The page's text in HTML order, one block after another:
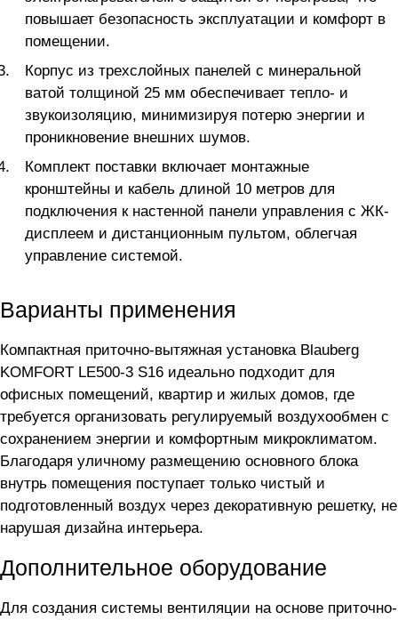
повышает безопасность эксплуатации и комфорт в
помещении.
Корпус из трехслойных панелей с минеральной
ватой толщиной 25 мм обеспечивает тепло- и
звукоизоляцию, минимизируя потерю энергии и
проникновение внешних шумов.
Комплект поставки включает монтажные
кронштейны и кабель длиной 10 метров для
подключения к настенной панели управления с ЖК-
дисплеем и дистанционным пультом, облегчая
управление системой.
Варианты применения
Компактная приточно-вытяжная установка Blauberg
KOMFORT LE500-3 S16 идеально подходит для
офисных помещений, квартир и жилых домов, где
требуется организовать регулируемый воздухообмен с
сохранением энергии и комфортным микроклиматом.
Благодаря уличному размещению основного блока
внутрь помещения поступает только чистый и
подготовленный воздух через декоративную решетку, не
нарушая дизайна интерьера.
Дополнительное оборудование
Для создания системы вентиляции на основе приточно-